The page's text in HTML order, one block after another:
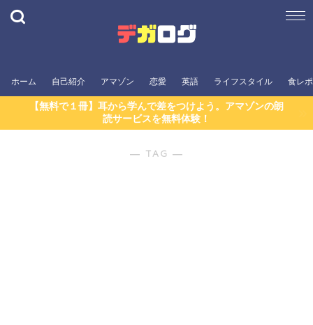
ホーム 自己紹介 アマゾン 恋愛 英語 ライフスタイル 食レポ
【無料で１冊】耳から学んで差をつけよう。アマゾンの朗
読サービスを無料体験！
― TAG ―